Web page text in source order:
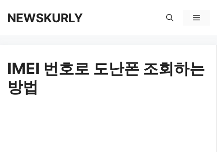
건
NEWSKURLY
메
IMEI 번호로 도난폰 조회하는
방법